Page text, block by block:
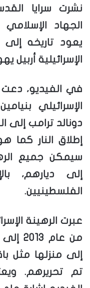
نشرت سرايا
الجهاد
الإسرائيلية أربيل
الإسرائيلي
دونالد ترامب
إطلاق النار
سيمكن جميع
إلى ديارهم،
الفلسطينيين.
عبرت الرهينة
إلى منزلها مثل
تم تحريرهم.